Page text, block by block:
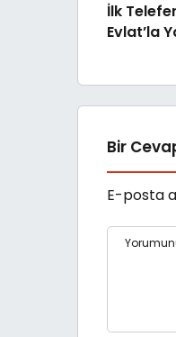
İlk
Evlat’la
Bir
E-posta